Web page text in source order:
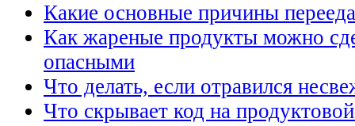
Какие основные причины
Как жареные продукты можно
опасными
Что делать, если отравился
Что скрывает код на продуктовой